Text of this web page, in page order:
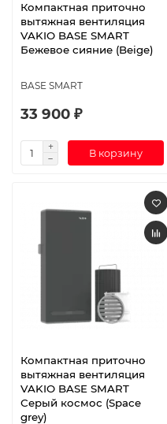
Компактная приточно
вытяжная вентиляция
VAKIO BASE SMART
Бежевое сияние (Beige)
BASE SMART
33 900 ₽
В корзину
Компактная приточно
вытяжная вентиляция
VAKIO BASE SMART
Серый космос (Space
grey)